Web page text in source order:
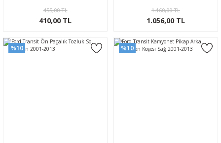
455,00 TL
410,00 TL
1.160,00 TL
1.056,00 TL
%10 %10